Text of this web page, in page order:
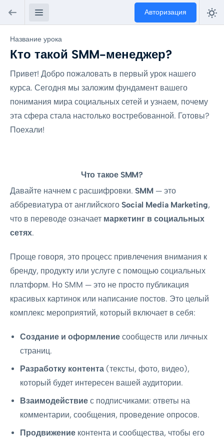
Авторизация
Название урока
Кто такой SMM-менеджер?
Привет! Добро пожаловать в первый урок нашего
курса. Сегодня мы заложим фундамент вашего
понимания мира социальных сетей и узнаем, почему
эта сфера стала настолько востребованной. Готовы?
Поехали!
Что такое SMM?
Давайте начнем с расшифровки. SMM — это
аббревиатура от английского Social Media Marketing,
что в переводе означает маркетинг в социальных
сетях.
Проще говоря, это процесс привлечения внимания к
бренду, продукту или услуге с помощью социальных
платформ. Но SMM — это не просто публикация
красивых картинок или написание постов. Это целый
комплекс мероприятий, который включает в себя:
Создание и оформление сообществ или личных
страниц.
Разработку контента (тексты, фото, видео),
который будет интересен вашей аудитории.
Взаимодействие с подписчиками: ответы на
комментарии, сообщения, проведение опросов.
Продвижение контента и сообщества, чтобы его